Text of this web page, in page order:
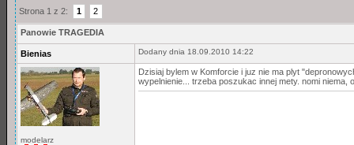
Strona 1 z 2: 1 2
Panowie TRAGEDIA
Bienias Dodany dnia 18.09.2010 14:22
modelarz
Dzisiaj bylem w Komforcie i juz nie ma plyt
wypelnienie... trzeba poszukac innej mety. nomi